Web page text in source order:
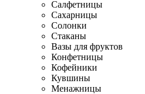
Салфетницы
Сахарницы
Солонки
Стаканы
Вазы для фруктов
Конфетницы
Кофейники
Кувшины
Менажницы